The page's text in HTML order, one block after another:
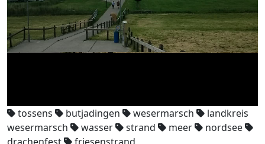
Video
tossens butjadingen wesermarsch
landkreis
wesermarsch
wasser strand meer
nordsee